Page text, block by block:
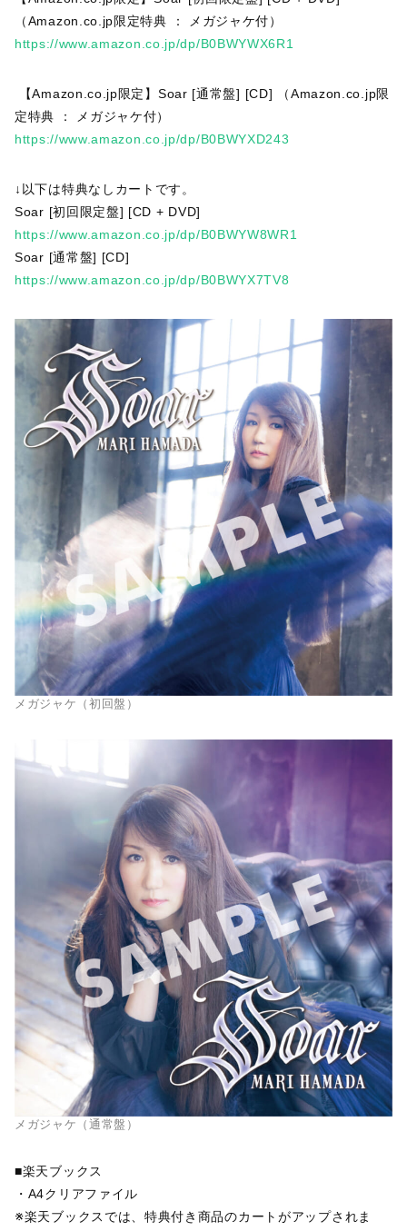
（Amazon.co.jp限定特典 ： メガジャケ付）
https://www.amazon.co.jp/dp/B0BWYWX6R1
【Amazon.co.jp限定】Soar [通常盤] [CD] （Amazon.co.jp限
定特典 ： メガジャケ付）
https://www.amazon.co.jp/dp/B0BWYXD243
↓以下は特典なしカートです。
Soar [初回限定盤] [CD + DVD]
https://www.amazon.co.jp/dp/B0BWYW8WR1
Soar [通常盤] [CD]
https://www.amazon.co.jp/dp/B0BWYX7TV8
メガジャケ（初回盤）
メガジャケ（通常盤）
■楽天ブックス
・A4クリアファイル
※楽天ブックスでは、特典付き商品のカートがアップされま